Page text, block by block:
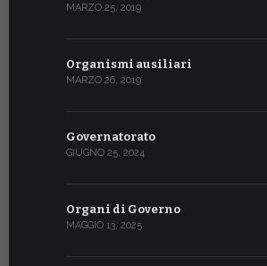
MARZO 25, 2019
Organismi ausiliari
MARZO 26, 2019
Governatorato
GIUGNO 25, 2024
Organi di Governo
MAGGIO 13, 2025